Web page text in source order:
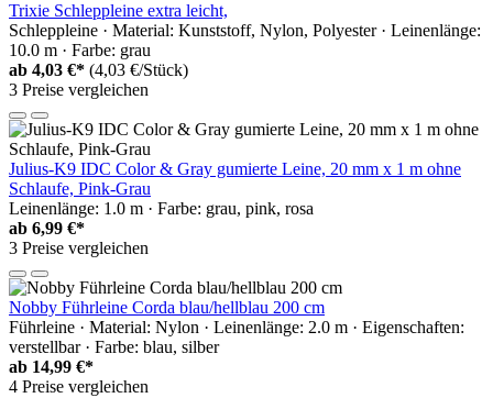
Trixie Schleppleine extra leicht,
Schleppleine · Material: Kunststoff, Nylon, Polyester · Leinenlänge:
10.0 m · Farbe: grau
ab 4,03 €* (4,03 €/Stück)
3 Preise vergleichen
Julius-K9 IDC Color & Gray gumierte Leine, 20 mm x 1 m ohne
Schlaufe, Pink-Grau
Leinenlänge: 1.0 m · Farbe: grau, pink, rosa
ab 6,99 €*
3 Preise vergleichen
Nobby Führleine Corda blau/hellblau 200 cm
Führleine · Material: Nylon · Leinenlänge: 2.0 m · Eigenschaften:
verstellbar · Farbe: blau, silber
ab 14,99 €*
4 Preise vergleichen